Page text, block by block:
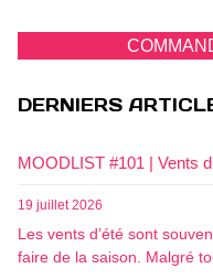
DERNIERS
MOODLIST #101 | Vents
19 juillet 2026
Les vents d’été sont
faire de la saison. Malgré